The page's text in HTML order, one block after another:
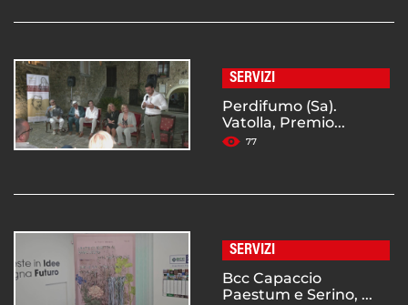
SERVIZI
Perdifumo (Sa).
Vatolla, Premio...
77
SERVIZI
Bcc Capaccio
Paestum e Serino, ...